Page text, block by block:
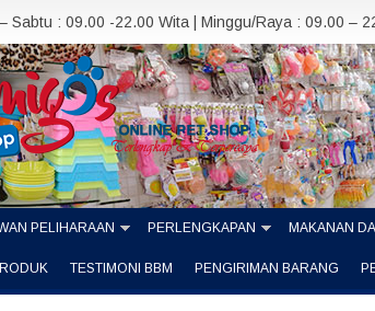
Sabtu : 09.00 -22.00 Wita | Minggu/Raya : 09.00 –
PELIHARAAN PERLENGKAPAN MAKANAN
TESTIMONI BBM PENGIRIMAN BARANG